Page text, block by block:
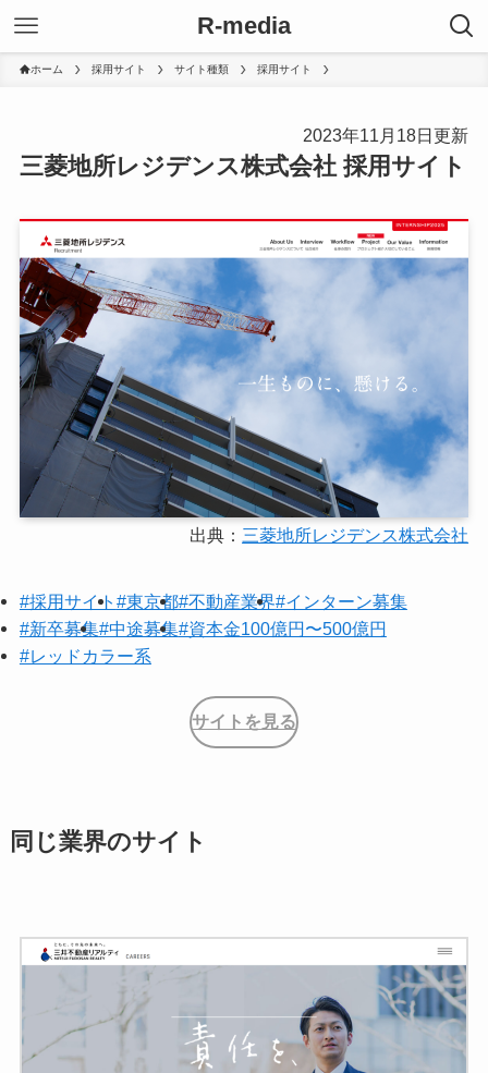
R-media
ホーム 採用サイト サイト種類 採用サイト
2023年11月18日更新
三菱地所レジデンス株式会社 採用サイト
出典： 三菱地所レジデンス株式会社
#採用サイト #東京都#不動産業界#インターン募集
#新卒募集#中途募集#資本金100億円〜500億円
#レッドカラー系
サイトを見る
同じ業界のサイト